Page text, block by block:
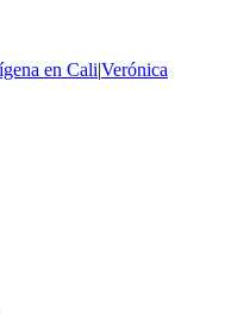
en Cali|Verónica